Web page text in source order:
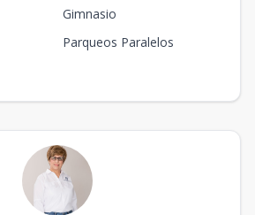
Gimnasio
Parqueos Paralelos